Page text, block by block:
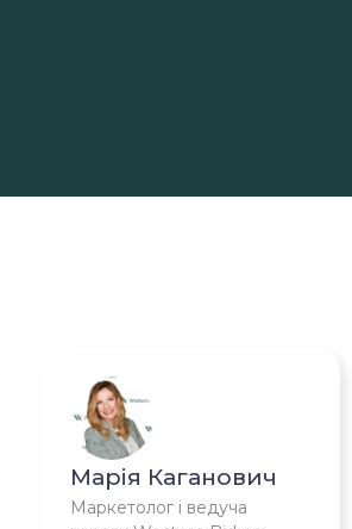
Марія Каганович
Маркетолог і ведуча